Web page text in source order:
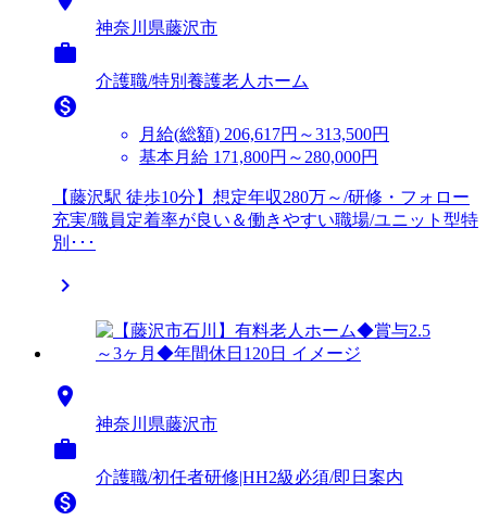
神奈川県藤沢市

介護職/特別養護老人ホーム

月給(総額) 206,617円～313,500円
基本月給 171,800円～280,000円
【藤沢駅 徒歩10分】想定年収280万～/研修・フォロー
充実/職員定着率が良い＆働きやすい職場/ユニット型特
別･･･


神奈川県藤沢市

介護職/初任者研修|HH2級必須/即日案内
